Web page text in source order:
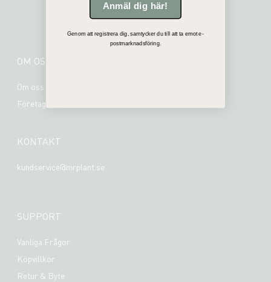
OM OSS
Om oss
Företagsinformation
KONTAKT
kundservice@mrplant.se
SUPPORT
Vanliga Frågor
Köpvillkor
Retur & Byte
Anmäl dig här!
Genom att registrera dig, samtycker du till att ta emot e-
postmarknadsföring.